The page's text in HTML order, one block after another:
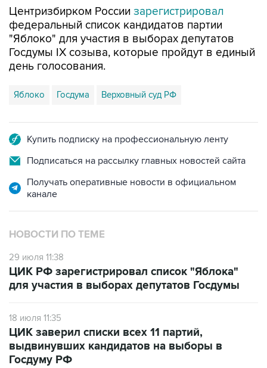
Центризбирком России зарегистрировал
федеральный список кандидатов партии
"Яблоко" для участия в выборах депутатов
Госдумы IX созыва, которые пройдут в единый
день голосования.
Яблоко Госдума Верховный суд РФ
Купить подписку на профессиональную ленту
Подписаться на рассылку главных новостей сайта
Получать оперативные новости в официальном
канале
НОВОСТИ ПО ТЕМЕ
29 июля 11:38
ЦИК РФ зарегистрировал список "Яблока"
для участия в выборах депутатов Госдумы
18 июля 11:35
ЦИК заверил списки всех 11 партий,
выдвинувших кандидатов на выборы в
Госдуму РФ